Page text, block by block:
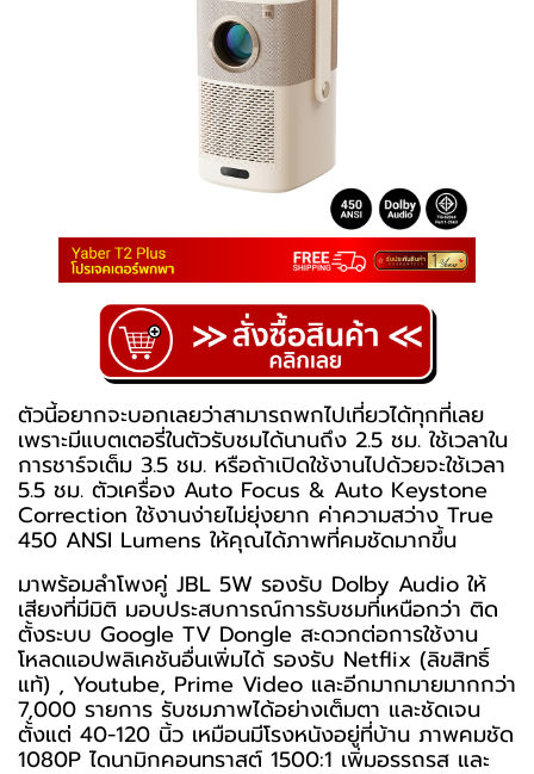
ตัวนี้อยากจะบอกเลยว่าสามารถพกไปเที่ยวได้ทุกที่เลย
เพราะมีแบตเตอรี่ในตัวรับชมได้นานถึง 2.5 ชม. ใช้เวลาใน
การชาร์จเต็ม 3.5 ชม. หรือถ้าเปิดใช้งานไปด้วยจะใช้เวลา
5.5 ชม. ตัวเครื่อง Auto Focus & Auto Keystone
Correction ใช้งานง่ายไม่ยุ่งยาก ค่าความสว่าง True
450 ANSI Lumens ให้คุณได้ภาพที่คมชัดมากขึ้น
มาพร้อมลำโพงคู่ JBL 5W รองรับ Dolby Audio ให้
เสียงที่มีมิติ มอบประสบการณ์การรับชมที่เหนือกว่า ติด
ตั้งระบบ Google TV Dongle สะดวกต่อการใช้งาน
โหลดแอปพลิเคชันอื่นเพิ่มได้ รองรับ Netflix (ลิขสิทธิ์
แท้) , Youtube, Prime Video และอีกมากมายมากกว่า
7,000 รายการ รับชมภาพได้อย่างเต็มตา และชัดเจน
ตั้งแต่ 40-120 นิ้ว เหมือนมีโรงหนังอยู่ที่บ้าน ภาพคมชัด
1080P ไดนามิกคอนทราสต์ 1500:1 เพิ่มอรรถรส และ